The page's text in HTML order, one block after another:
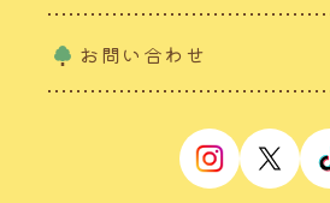
お問い合わせ